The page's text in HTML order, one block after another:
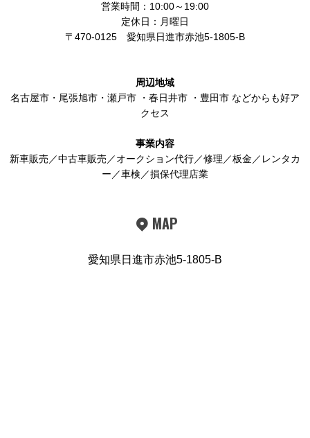
営業時間：10:00～19:00
定休日：月曜日
〒470-0125 愛知県日進市赤池5-1805-B
周辺地域
名古屋市 ・ 尾張旭市 ・ 瀬戸市 ・ 春日井市 ・ 豊田市 などからも好ア
クセス
事業内容
新車販売／中古車販売／オークション代行／修理／板金／レンタカ
ー／車検／損保代理店業
MAP
愛知県日進市赤池5-1805-B